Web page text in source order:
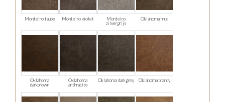
Monteiro taupe Monteiro violet
Monteiro
zilvergrijs
Oklahoma mud
Oklahoma
darkbrown
Oklahoma
anthracite
Oklahoma darkgrey Oklahoma brandy